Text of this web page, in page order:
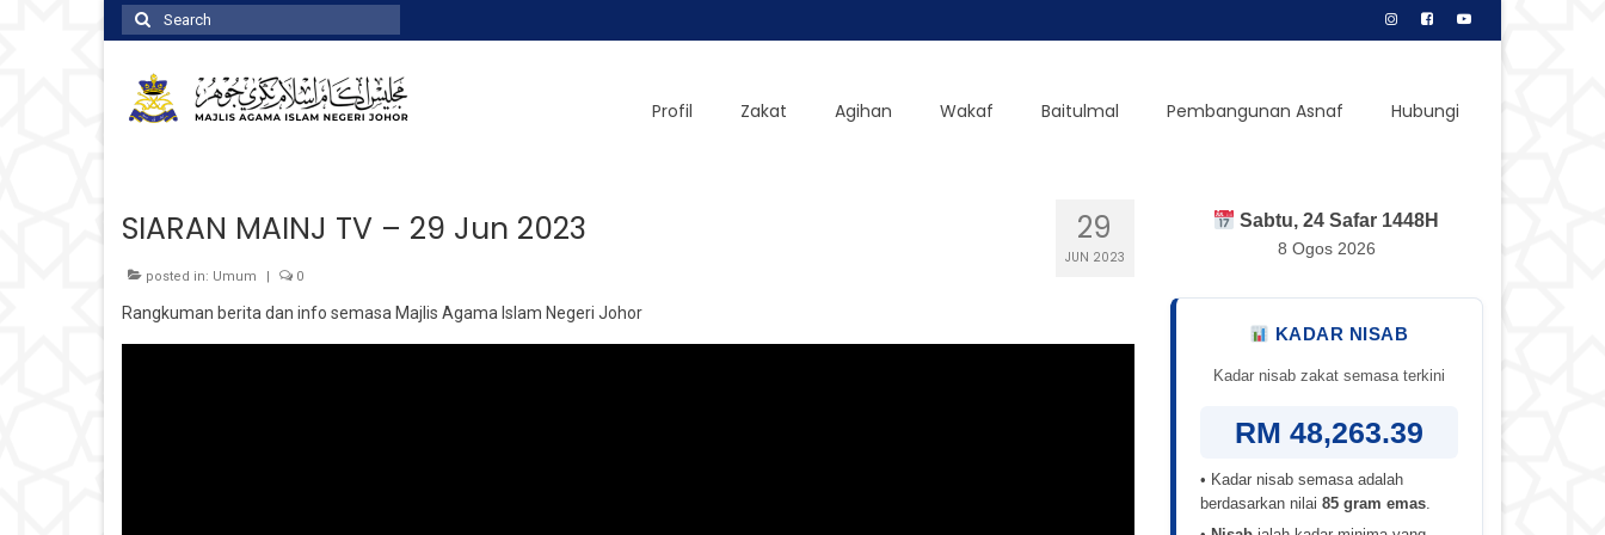
Search
for:
Profil Zakat Agihan Wakaf Baitulmal Pembangunan Asnaf Hubungi
29
JUN 2023
SIARAN MAINJ TV – 29 Jun 2023
posted in: Umum | 0
Rangkuman berita dan info semasa Majlis Agama Islam Negeri Johor
Sabtu, 24 Safar 1448H
8 Ogos 2026
KADAR NISAB
Kadar nisab zakat semasa terkini
RM 48,263.39
• Kadar nisab semasa adalah
berdasarkan nilai 85 gram emas.